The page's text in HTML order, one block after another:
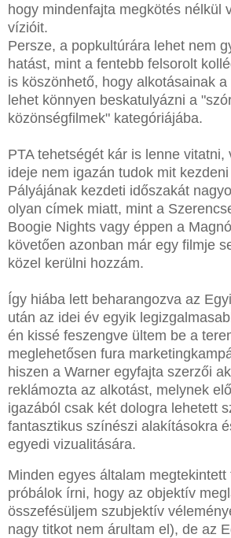
hogy mindenfajta megkötés nélkül
vízióit.
Persze, a popkultúrára lehet nem
hatást, mint a fentebb felsorolt
is köszönhető, hogy alkotásainak
lehet könnyen beskatulyázni a
közönségfilmek" kategóriájába.
PTA tehetségét kár is lenne vitatni,
ideje nem igazán tudok mit
Pályájának kezdeti időszakát
olyan címek miatt, mint a
Boogie Nights vagy éppen a
követően azonban már egy filmje
közel kerülni hozzám.
Így hiába lett beharangozva az
után az idei év egyik
én kissé feszengve ültem be a
meglehetősen fura
hiszen a Warner egyfajta szerzői
reklámozta az alkotást, melynek
igazából csak két dologra lehetett
fantasztikus színészi alakításokra
egyedi vizualitására.
Minden egyes általam megtekintett
próbálok írni, hogy az objektív
összefésüljem szubjektív
nagy titkot nem árultam el), de az